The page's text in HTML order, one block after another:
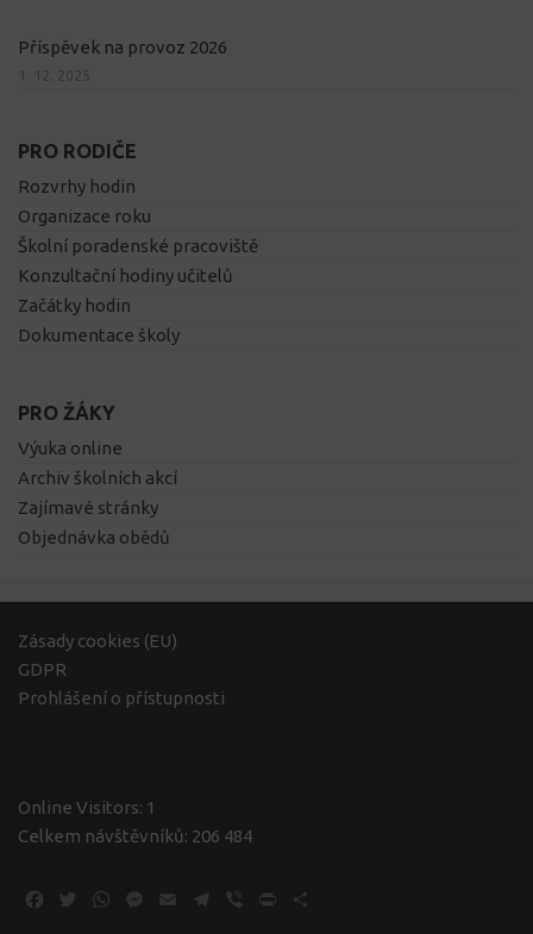
Příspěvek na provoz 2026
1. 12. 2025
PRO RODIČE
Rozvrhy hodin
Organizace roku
Školní poradenské pracoviště
Konzultační hodiny učitelů
Začátky hodin
Dokumentace školy
PRO ŽÁKY
Výuka online
Archiv školních akcí
Zajímavé stránky
Objednávka obědů
Zásady cookies (EU)
GDPR
Prohlášení o přístupnosti
Online Visitors: 1
Celkem návštěvníků: 206 484
Facebook
TwitterWhatsApp
Messenger
Email Telegram
Viber Print